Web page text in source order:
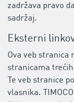
zadržava pravo
sadržaj.
Eksterni
Ova veb stranica
stranicama
Te veb stranice
vlasnika.